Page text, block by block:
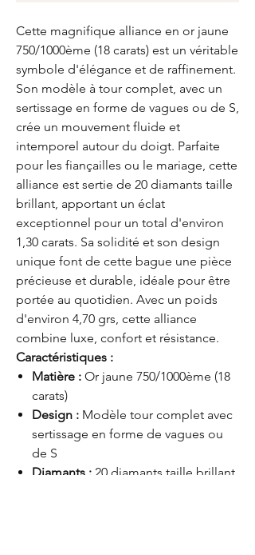
Cette magnifique alliance en or jaune
750/1000ème (18 carats) est un véritable
symbole d'élégance et de raffinement.
Son modèle à tour complet, avec un
sertissage en forme de vagues ou de S,
crée un mouvement fluide et
intemporel autour du doigt. Parfaite
pour les fiançailles ou le mariage, cette
alliance est sertie de 20 diamants taille
brillant, apportant un éclat
exceptionnel pour un total d'environ
1,30 carats. Sa solidité et son design
unique font de cette bague une pièce
précieuse et durable, idéale pour être
portée au quotidien. Avec un poids
d'environ 4,70 grs, cette alliance
combine luxe, confort et résistance.
Caractéristiques :
Matière : Or jaune 750/1000ème (18
carats)
Design : Modèle tour complet avec
sertissage en forme de vagues ou
de S
Diamants : 20 diamants taille brillant